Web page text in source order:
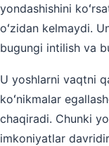
yondashishini
oʻzidan kelmaydi.
bugungi intilish va
U yoshlarni vaqtni
koʻnikmalar
chaqiradi. Chunki
imkoniyatlar